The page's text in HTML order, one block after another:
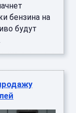
бензина на
будут